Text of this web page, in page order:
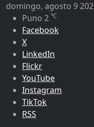
domingo, agosto 9
Puno 2 ℃
Facebook
X
LinkedIn
Flickr
YouTube
Instagram
TikTok
RSS